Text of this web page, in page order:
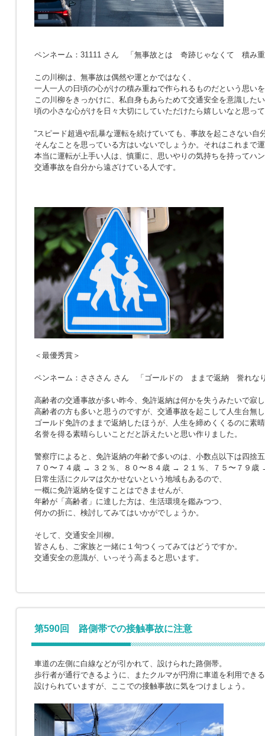
ペンネーム：31111 さん 「無事故とは 奇跡じゃなくて 積み
この川柳は、無事故は偶然や運とかではなく、
一人一人の日頃の心がけの積み重ねで作られるものだという思い
この川柳をきっかけに、私自身もあらためて交通安全を意識した
頃の小さな心がけを日々大切にしていただけたら嬉しいなと思っ
“スピード超過や乱暴な運転を続けていても、事故を起こさない自
そんなことを思っている方はいないでしょうか。それはこれまで
本当に運転が上手い人は、慎重に、思いやりの気持ちを持ってハ
交通事故を自分から遠ざけている人です。
＜最優秀賞＞
ペンネーム：さささん さん 「ゴールドの ままで返納 誉れな
高齢者の交通事故が多い昨今、免許返納は何かを失うみたいで寂
高齢者の方も多いと思うのですが、交通事故を起こして人生台無
ゴールド免許のままで返納したほうが、人生を締めくくるのに素
名誉を得る素晴らしいことだと訴えたいと思い作りました。
警察庁によると、免許返納の年齢で多いのは、小数点以下は四捨
７０〜７４歳 → ３２％、８０〜８４歳 → ２１％、７５〜７９歳
日常生活にクルマは欠かせないという地域もあるので、
一概に免許返納を促すことはできませんが、
年齢が「高齢者」に達した方は、生活環境を鑑みつつ、
何かの折に、検討してみてはいかがでしょうか。
そして、交通安全川柳。
皆さんも、ご家族と一緒に１句つくってみてはどうですか。
交通安全の意識が、いっそう高まると思います。
第590回 路側帯での接触事故に注意
車道の左側に白線などが引かれて、設けられた路側帯。
歩行者が通行できるように、またクルマが円滑に車道を利用でき
設けられていますが、ここでの接触事故に気をつけましょう。